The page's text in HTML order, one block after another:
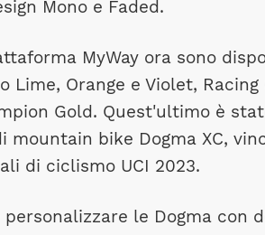
Mono e Faded.
MyWay ora sono
Orange e Violet, Racing
Gold. Quest'ultimo è
bike Dogma XC,
di ciclismo UCI 2023.
le Dogma con